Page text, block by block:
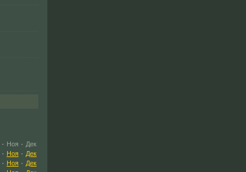
· Ноя · Дек
· Ноя · Дек
· Ноя · Дек